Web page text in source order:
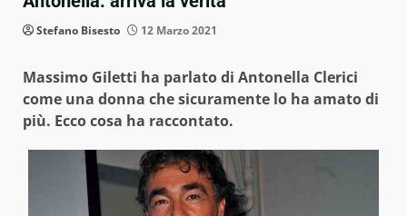
Stefano Bisesto 12 Marzo 2021
Massimo Giletti ha parlato di Antonella Clerici
come una donna che sicuramente lo ha amato di
più. Ecco cosa ha raccontato.